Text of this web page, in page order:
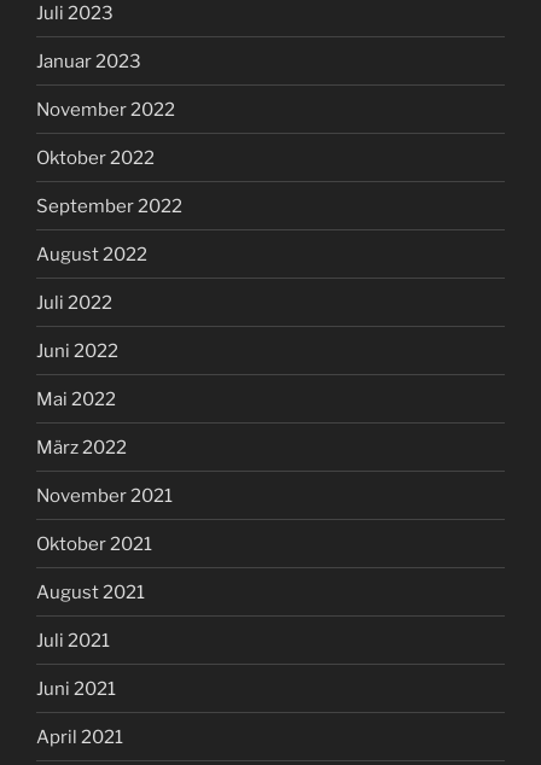
Juli 2023
Januar 2023
November 2022
Oktober 2022
September 2022
August 2022
Juli 2022
Juni 2022
Mai 2022
März 2022
November 2021
Oktober 2021
August 2021
Juli 2021
Juni 2021
April 2021